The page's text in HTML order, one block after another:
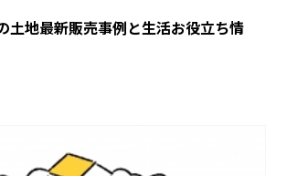
土地最新販売事例と生活お役立ち情